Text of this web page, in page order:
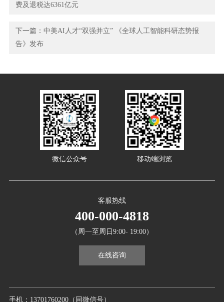
费及退税达6361亿元
下一篇：中美AI人才“双强并立” 《全球人工智能科研态势报
告》发布
手机：13701760200（同微信号）
客服热线
400-000-4818
（周一至周日9:00- 19:00）
在线咨询
微信公众号 移动端浏览